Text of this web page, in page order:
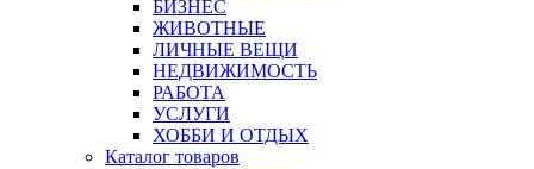
БИЗНЕС
ЖИВОТНЫЕ
ЛИЧНЫЕ ВЕЩИ
НЕДВИЖИМОСТЬ
РАБОТА
УСЛУГИ
ХОББИ И ОТДЫХ
Каталог товаров